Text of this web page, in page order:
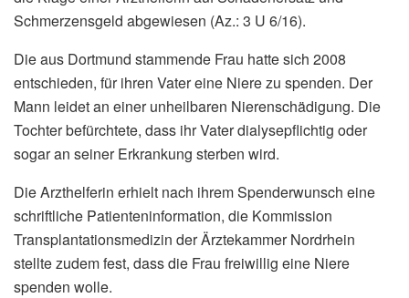
Schmerzensgeld abgewiesen (Az.: 3 U 6/16).
Die aus Dortmund stammende Frau hatte sich 2008
entschieden, für ihren Vater eine Niere zu spenden. Der
Mann leidet an einer unheilbaren Nierenschädigung. Die
Tochter befürchtete, dass ihr Vater dialysepflichtig oder
sogar an seiner Erkrankung sterben wird.
Die Arzthelferin erhielt nach ihrem Spenderwunsch eine
schriftliche Patienteninformation, die Kommission
Transplantationsmedizin der Ärztekammer Nordrhein
stellte zudem fest, dass die Frau freiwillig eine Niere
spenden wolle.